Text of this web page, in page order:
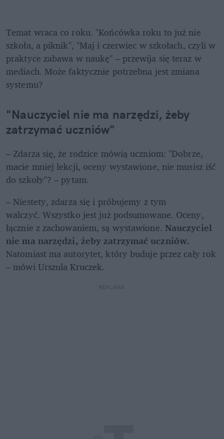
Temat wraca co roku. "Końcówka roku to już nie
szkoła, a piknik", "Maj i czerwiec w szkołach, czyli w
praktyce zabawa w naukę" – przewija się teraz w
mediach. Może faktycznie potrzebna jest zmiana
systemu?
"Nauczyciel nie ma narzędzi, żeby
zatrzymać uczniów"
– Zdarza się, że rodzice mówią uczniom: "Dobrze,
macie mniej lekcji, oceny wystawione, nie musisz iść
do szkoły"? – pytam.
– Niestety, zdarza się i próbujemy z tym
walczyć. Wszystko jest już podsumowane. Oceny,
łącznie z zachowaniem, są wystawione. Nauczyciel
nie ma narzędzi, żeby zatrzymać uczniów.
Natomiast ma autorytet, który buduje przez cały rok
– mówi Urszula Kruczek.
REKLAMA